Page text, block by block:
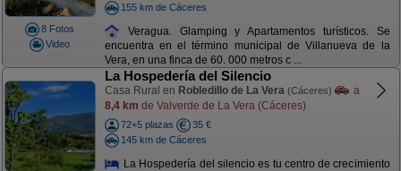
8 Fotos
Video
155 km de Cáceres
Veragua. Glamping y Apartamentos turísticos. Se
encuentra en el término municipal de Villanueva de la
Vera, en una finca de 60. 000 metros c ...
La Hospedería del Silencio
Casa Rural en Robledillo de La Vera (Cáceres)
a
8,4 km de Valverde de La Vera (Cáceres)
72+5 plazas
35 €
145 km de Cáceres
La Hospedería del silencio es tu centro de crecimiento